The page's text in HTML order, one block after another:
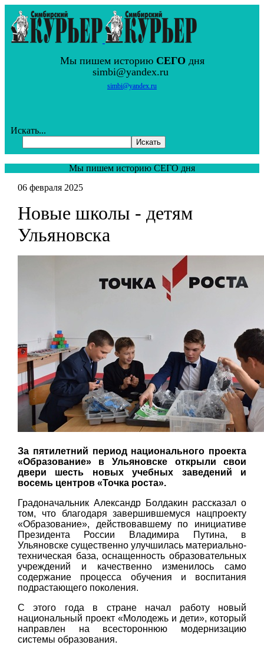
Мы пишем историю СЕГО дня
simbi@yandex.ru
simbi@yandex.ru
Искать...
Искать
Мы пишем историю СЕГО дня
06 февраля 2025
Новые школы - детям
Ульяновска
За пятилетний период национального проекта
«Образование» в Ульяновске открыли свои
двери шесть новых учебных заведений и
восемь центров «Точка роста».
Градоначальник Александр Болдакин рассказал о
том, что благодаря завершившемуся нацпроекту
«Образование», действовавшему по инициативе
Президента России Владимира Путина, в
Ульяновске существенно улучшилась материально-
техническая база, оснащенность образовательных
учреждений и качественно изменилось само
содержание процесса обучения и воспитания
подрастающего поколения.
С этого года в стране начал работу новый
национальный проект «Молодежь и дети», который
направлен на всестороннюю модернизацию
системы образования.